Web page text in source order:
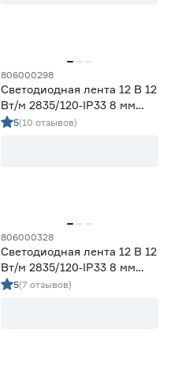
806000298
Светодиодная лента 12 В 12
Вт/м 2835/120‑IP33 8 мм
теплый 5 м Geniled
5(10 отзывов)
806000328
Светодиодная лента 12 В 12
Вт/м 2835/120‑IP33 8 мм
холодный 5 м Geniled
5(7 отзывов)